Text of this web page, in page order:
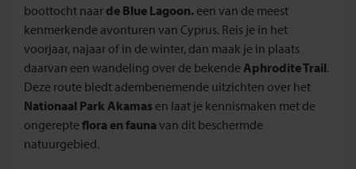
boottocht naar de Blue Lagoon. een van de meest
kenmerkende avonturen van Cyprus. Reis je in het
voorjaar, najaar of in de winter, dan maak je in plaats
daarvan een wandeling over de bekende Aphrodite Trail.
Deze route biedt adembenemende uitzichten over het
Nationaal Park Akamas en laat je kennismaken met de
ongerepte flora en faunavan dit beschermde
natuurgebied.